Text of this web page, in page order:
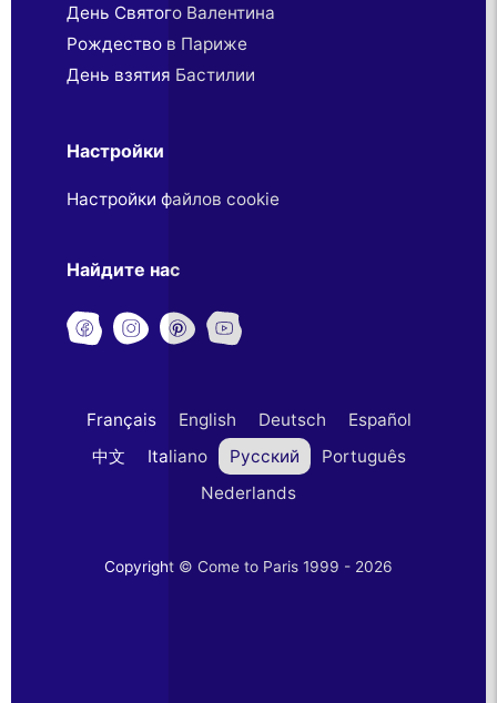
День Святого Валентина
Рождество в Париже
День взятия Бастилии
Настройки
Настройки файлов cookie
Найдите нас
Français English Deutsch
Español
中文
Italiano Русский
Português
Nederlands
Copyright © Come to Paris 1999 - 2026